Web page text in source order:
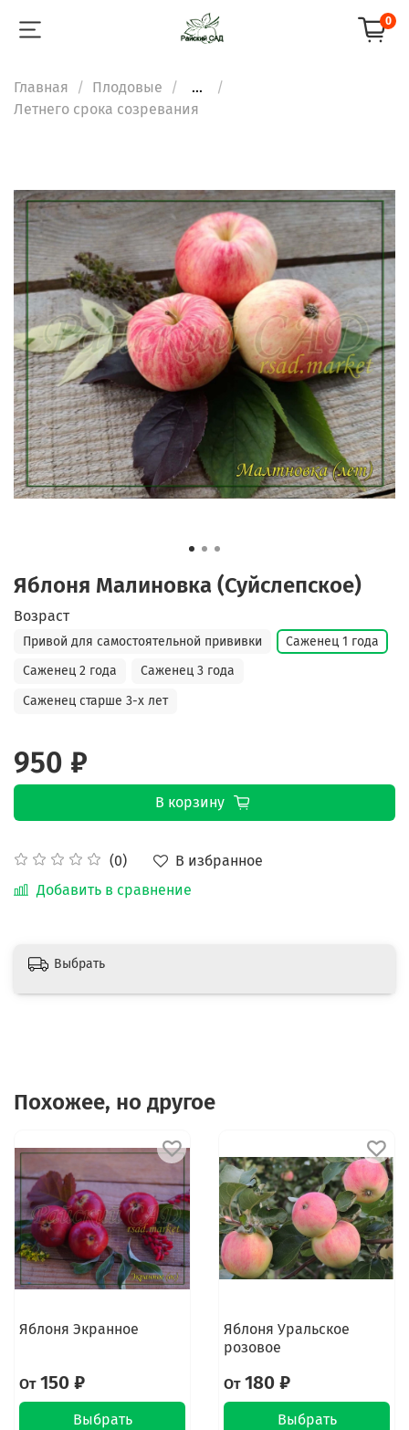
0
Главная Плодовые
...
Летнего срока созревания
Яблоня Малиновка (Суйслепское)
(0)
В избранное
Добавить в сравнение
Возраст
Привой для самостоятельной прививки
Саженец 1 года
Саженец 2 года
Саженец 3 года
Саженец старше 3-х лет
950 ₽
В корзину
Выбрать
Похожее, но другое
Яблоня Экранное
От150 ₽
Выбрать
Яблоня Уральское
розовое
От180 ₽
Выбрать